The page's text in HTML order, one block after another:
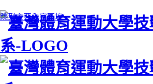
跳到主要內容區塊
:::